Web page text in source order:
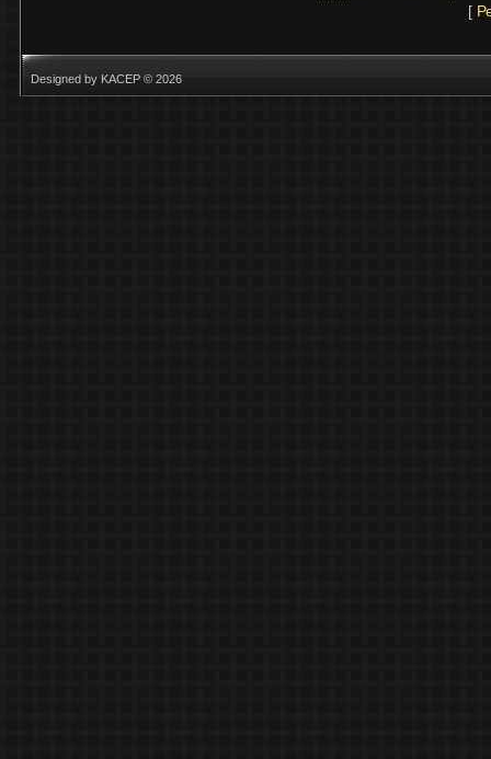
[
Designed by KACEP © 2026